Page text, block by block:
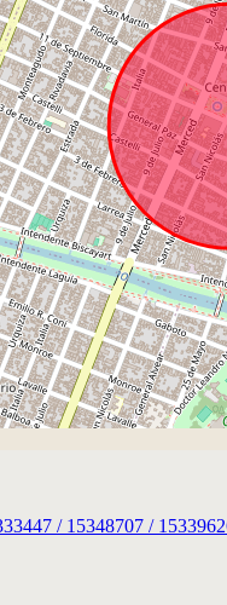
/ 15348707 /